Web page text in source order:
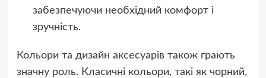
забезпечуючи необхідний комфорт і
зручність.
Кольори та дизайн аксесуарів також грають
значну роль. Класичні кольори, такі як чорний,